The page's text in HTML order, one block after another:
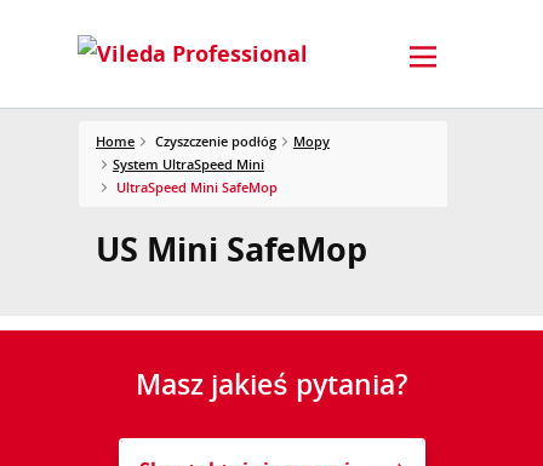
Home Czyszczenie podłóg
Mopy
System UltraSpeed Mini
UltraSpeed Mini SafeMop
US Mini SafeMop
Masz jakieś pytania?